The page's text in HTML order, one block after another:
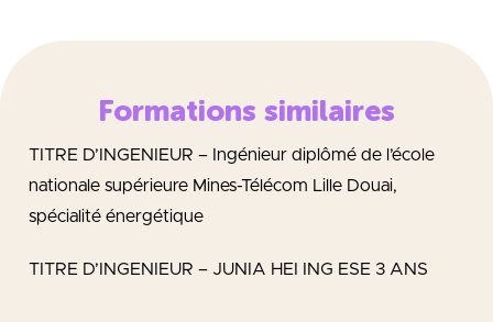
Formations similaires
TITRE D’INGENIEUR – Ingénieur diplômé de l’école
nationale supérieure Mines-Télécom Lille Douai,
spécialité énergétique
TITRE D’INGENIEUR – JUNIA HEI ING ESE 3 ANS